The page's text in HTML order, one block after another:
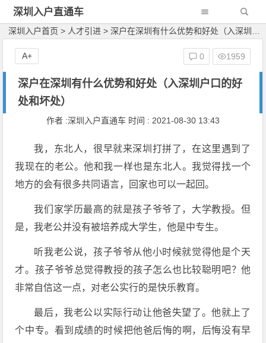
深圳入户直通车
深圳入户首页 > 人才引进 > 深户在深圳有什么优势和好处（入深圳户口的好处和坏处）
深户在深圳有什么优势和好处（入深圳户口的好
处和坏处）
作者 :深圳入户直通车 时间 : 2021-08-30 13:43
0 1959
A+
我，东北人，很早就来深圳打拼了，在这里遇到了
我现在的老公。他和我一样也是东北人。我觉得找一个
地方的会有很多共同语言，回家也可以一起回。
我们家学历最高的就是孩子爷爷了，大学教授。但
是，我老公并没有被培养成大学生，他是中专生。
听我老公说，孩子爷爷从他小时候就觉得他是个天
才。孩子爷爷总觉得教授的孩子怎么也比较聪明吧？他
非常自信这一点，对老公实行的是快乐教育。
最后，我老公以实际行动让他爸失望了。他就上了
个中专。看到成绩的时候把他爸后悔的啊，后悔没有早